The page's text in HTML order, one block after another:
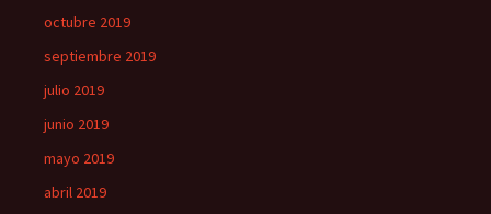
octubre 2019
septiembre 2019
julio 2019
junio 2019
mayo 2019
abril 2019